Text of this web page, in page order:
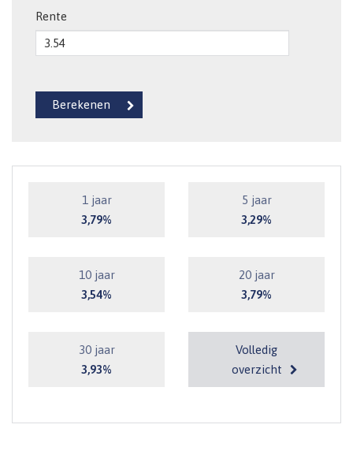
Rente
1 jaar
3,79%
5 jaar
3,29%
10 jaar
3,54%
20 jaar
3,79%
30 jaar
3,93%
Volledig
overzicht